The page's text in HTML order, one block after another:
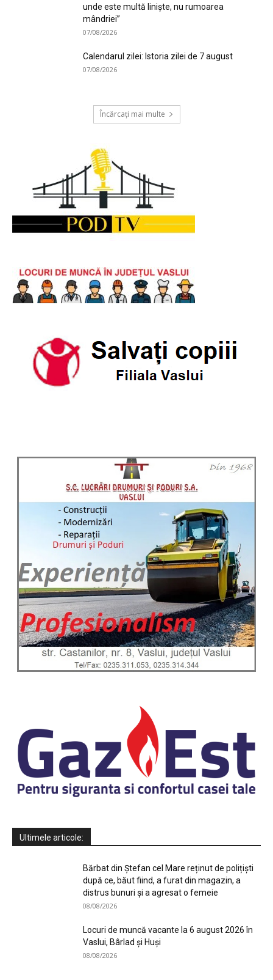
unde este multă liniște, nu rumoarea
mândriei”
07/08/2026
Calendarul zilei: Istoria zilei de 7 august
07/08/2026
Încărcați mai multe
Ultimele articole:
Bărbat din Ștefan cel Mare reținut de polițiști
după ce, băut fiind, a furat din magazin, a
distrus bunuri și a agresat o femeie
08/08/2026
Locuri de muncă vacante la 6 august 2026 în
Vaslui, Bârlad și Huși
08/08/2026